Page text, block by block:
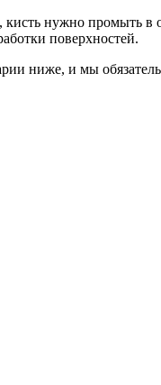
кисть нужно промыть в
поверхностей.
ниже, и мы